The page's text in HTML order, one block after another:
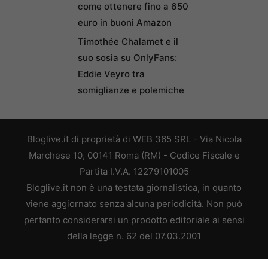
come ottenere fino a 650
euro in buoni Amazon
Timothée Chalamet e il
suo sosia su OnlyFans:
Eddie Veyro tra
somiglianze e polemiche
Bloglive.it di proprietà di WEB 365 SRL - Via Nicola
Marchese 10, 00141 Roma (RM) - Codice Fiscale e
Partita I.V.A. 12279101005
Bloglive.it non è una testata giornalistica, in quanto
viene aggiornato senza alcuna periodicità. Non può
pertanto considerarsi un prodotto editoriale ai sensi
della legge n. 62 del 07.03.2001